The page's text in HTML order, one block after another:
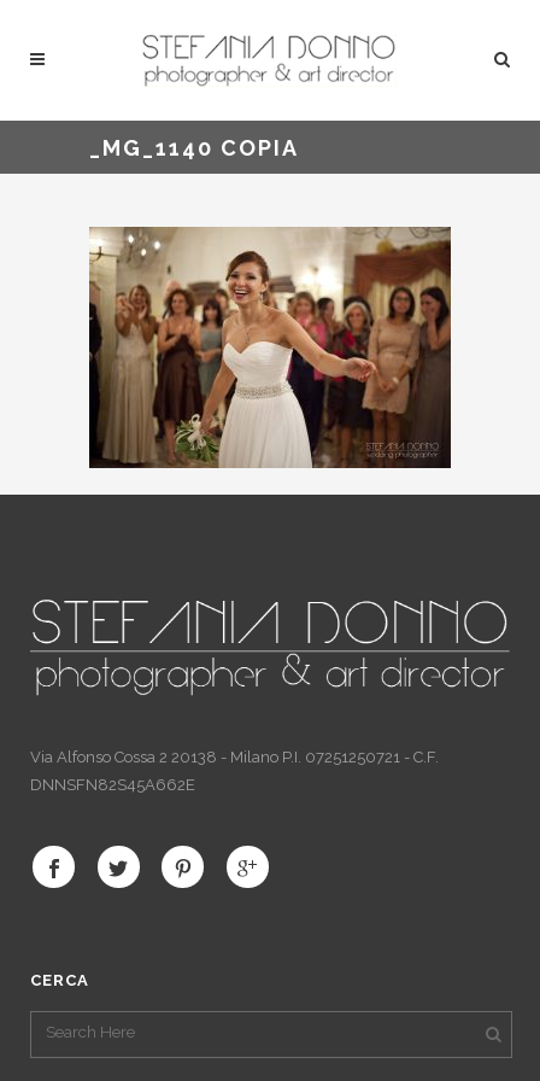
_MG_1140 COPIA
Via Alfonso Cossa 2 20138 - Milano P.I. 07251250721 - C.F.
DNNSFN82S45A662E
CERCA